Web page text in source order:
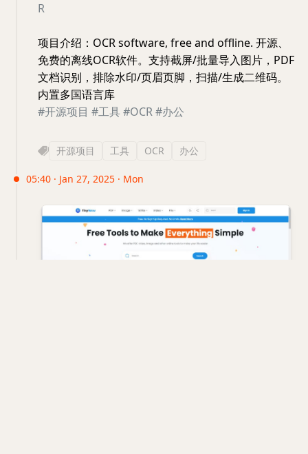
R
项目介绍：OCR software, free and offline. 开源、
免费的离线OCR软件。支持截屏/批量导入图片，PDF
文档识别，排除水印/页眉页脚，扫描/生成二维码。
内置多国语言库
#开源项目 #工具#OCR#办公
开源项目 工具 OCR 办公
05:40 · Jan 27, 2025 · Mon